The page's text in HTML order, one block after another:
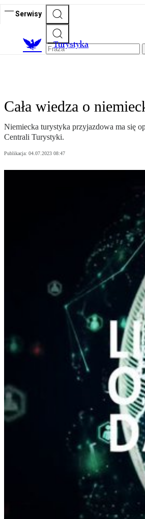
Serwisy
Turystyka
Cała wiedza o
Niemiecka turystyka przyjazdowa ma się
Centrali Turystyki.
Publikacja: 04.07.2023 08:47